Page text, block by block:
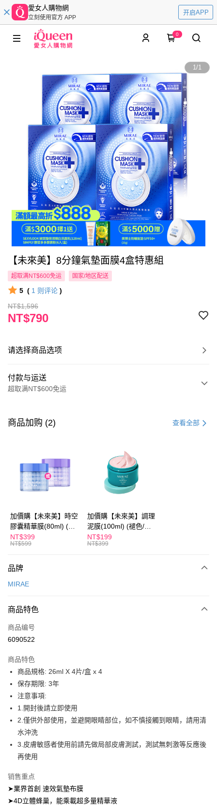
愛女人購物網
立刻使用官方 APP
开启APP
0
1/1
【未來美】8分鐘氣墊面膜4盒特惠組
超取满NT$600免运 国家/地区配送
5 ( 1 则评论 )
NT$1,596
NT$790
请选择商品选项
付款与运送
超取满NT$600免运
信用卡一次付款
Apple Pay
街口支付
悠遊付
Google Pay
Plus PAY
AFTEE先享后付
一、關於 AFTEE先享後付
窗。
2. 進行簡訊驗證之後，即可完成結帳手續。
3. 訂單確認後不需事先繳費，商品會配送至您的指定地址。
4. 下訂完成後，您的手機會收到一封繳費通知簡訊，APP會員則會收到
AFTEE APP推播通知。
APP於四大便利商店‧ATM/網銀等方式進行付款。
請留意繳費期限為 14 天。唯有下載 AFTEE App 成為 AFTEE 會員者方能享
有最長 45 天內付款之服務。
出。使用AFTEE下訂可以延長您收到商品前的繳費天數，但無法保證一定能
夠在期限內收到商品(例如:預購商品或預計到貨時間較長者)。因此無論收到
商品與否，仍需要請您在AFTEE規定的時間內完成繳費。
二、付款限制
1. 初次使用 AFTEE 時，將依認證結果及本公司審查結果，核予每個人不同
2. 結帳金額須大於NT$30
3. 目前僅支援台灣會員
三、聲明條款
每笔NT$100，满NT$600(含以上)免运费
萊爾富取貨付款
每笔NT$100，满NT$600(含以上)免运费
付款後萊爾富取貨
每笔NT$100，满NT$600(含以上)免运费
7-11付款取貨
每笔NT$100，满NT$600(含以上)免运费
付款後7-11取貨
每笔NT$100，满NT$600(含以上)免运费
商品加购 (2) 查看全部
加價購【未來美】時空
膠囊精華膜(80ml) (褪
色/盒損/短效良品)
NT$399
NT$599
加價購【未來美】調理
泥膜(100ml) (褪色/盒
損/短效良品)
NT$199
NT$399
品牌
MIRAE
商品特色
商品编号
6090522
商品特色
商品規格: 26ml X 4片/盒 x 4
保存期限: 3年
注意事項:
1.開封後請立即使用
2.僅供外部使用，並避開眼睛部位，如不慎接觸到眼睛，請用清
水沖洗
3.皮膚敏感者使用前請先做局部皮膚測試，測試無刺激等反應後
再使用
销售重点
➤業界首創 速效氣墊布膜
➤4D立體蜂巢，能乘載超多量精華液